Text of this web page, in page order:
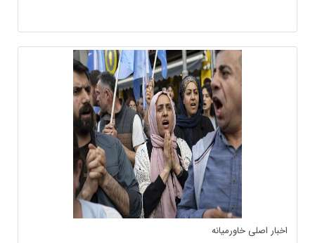
اخبار اصلی خاورمیانه